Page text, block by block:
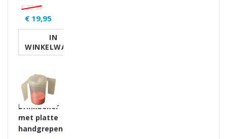
€ 20,95
€ 19,95
IN
WINKELWAGEN
Drinkbeker
met platte
handgrepen